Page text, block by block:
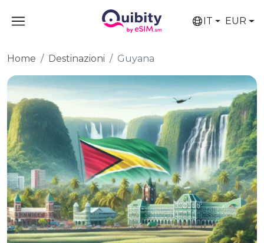
IT EUR
Home Destinazioni Guyana